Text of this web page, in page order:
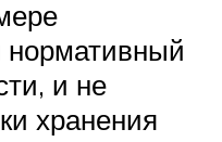
нормативный
и не
хранения